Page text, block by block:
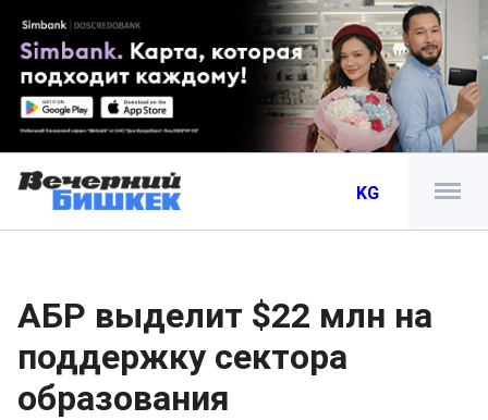
KG
АБР выделит $22 млн на
поддержку сектора
образования